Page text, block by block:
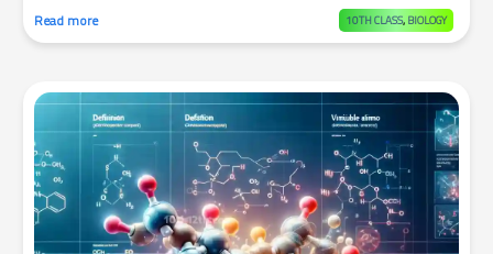
Read more
10TH CLASS, BIOLOGY